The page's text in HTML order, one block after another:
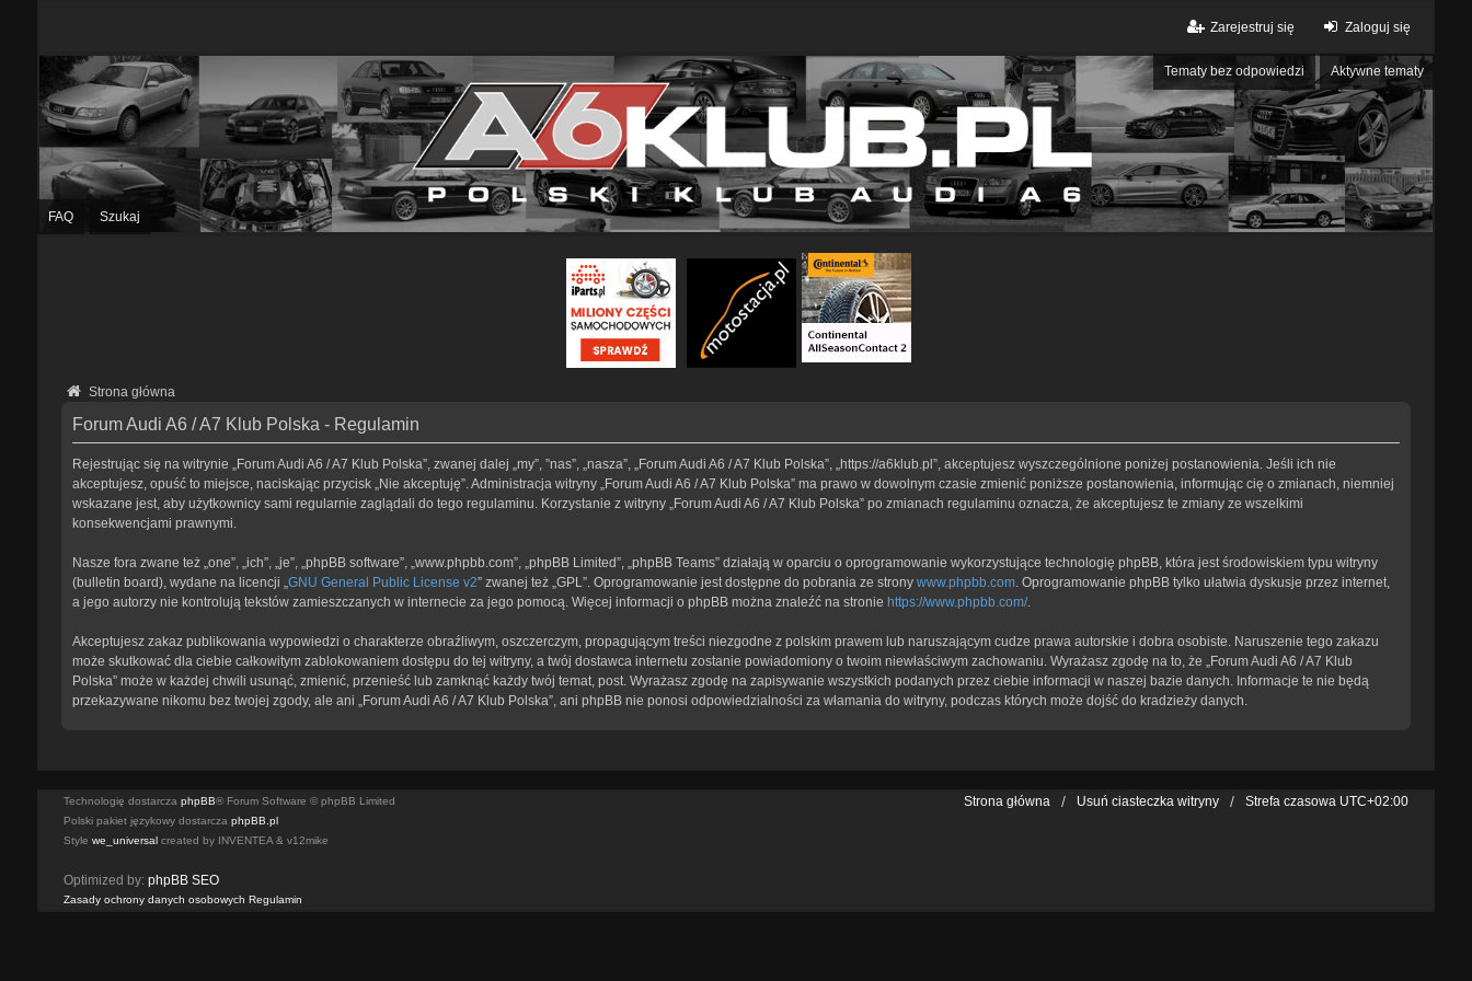
Zaloguj się
Zarejestruj się
Tematy bez odpowiedzi Aktywne tematy
FAQ Szukaj
Strona główna
Forum Audi A6 / A7 Klub Polska - Regulamin
Rejestrując się na witrynie „Forum Audi A6 / A7 Klub Polska”, zwanej dalej „my”, ”nas”, „nasza”, „Forum Audi A6 / A7 Klub Polska”, „https://a6klub.pl”, akceptujesz wyszczególnione poniżej postanowienia. Jeśli ich nie
akceptujesz, opuść to miejsce, naciskając przycisk „Nie akceptuję”. Administracja witryny „Forum Audi A6 / A7 Klub Polska” ma prawo w dowolnym czasie zmienić poniższe postanowienia, informując cię o zmianach, niemniej
wskazane jest, aby użytkownicy sami regularnie zaglądali do tego regulaminu. Korzystanie z witryny „Forum Audi A6 / A7 Klub Polska” po zmianach regulaminu oznacza, że akceptujesz te zmiany ze wszelkimi
konsekwencjami prawnymi.
Nasze fora zwane też „one”, „ich”, „je”, „phpBB software”, „www.phpbb.com”, „phpBB Limited”, „phpBB Teams” działają w oparciu o oprogramowanie wykorzystujące technologię phpBB, która jest środowiskiem typu witryny
(bulletin board), wydane na licencji „GNU General Public License v2” zwanej też „GPL”. Oprogramowanie jest dostępne do pobrania ze strony www.phpbb.com. Oprogramowanie phpBB tylko ułatwia dyskusje przez internet,
a jego autorzy nie kontrolują tekstów zamieszczanych w internecie za jego pomocą. Więcej informacji o phpBB można znaleźć na stronie https://www.phpbb.com/.
Akceptujesz zakaz publikowania wypowiedzi o charakterze obraźliwym, oszczerczym, propagującym treści niezgodne z polskim prawem lub naruszającym cudze prawa autorskie i dobra osobiste. Naruszenie tego zakazu
może skutkować dla ciebie całkowitym zablokowaniem dostępu do tej witryny, a twój dostawca internetu zostanie powiadomiony o twoim niewłaściwym zachowaniu. Wyrażasz zgodę na to, że „Forum Audi A6 / A7 Klub
Polska” może w każdej chwili usunąć, zmienić, przenieść lub zamknąć każdy twój temat, post. Wyrażasz zgodę na zapisywanie wszystkich podanych przez ciebie informacji w naszej bazie danych. Informacje te nie będą
przekazywane nikomu bez twojej zgody, ale ani „Forum Audi A6 / A7 Klub Polska”, ani phpBB nie ponosi odpowiedzialności za włamania do witryny, podczas których może dojść do kradzieży danych.
Strona główna Usuń ciasteczka witryny Strefa czasowa UTC+02:00
Technologię dostarcza phpBB® Forum Software © phpBB Limited
Polski pakiet językowy dostarcza phpBB.pl
Style we_universalcreated by INVENTEA & v12mike
Optimized by: phpBB SEO
Zasady ochrony danych osobowych Regulamin